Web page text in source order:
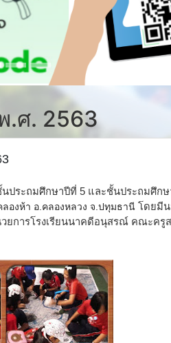
.ศ. 2563
ประถมศึกษาปีที่ 5 และชั้นประถมศึก
องห้า อ.คลองหลวง จ.ปทุมธานี โดยมี
ยการโรงเรียนนาคดีอนุสรณ์ คณะครู